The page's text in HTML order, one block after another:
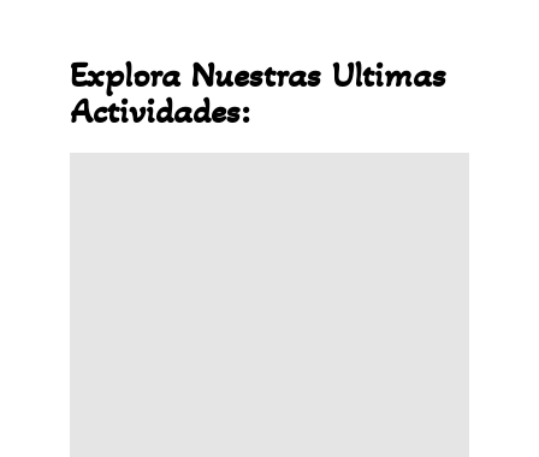
Explora Nuestras Ultimas
Actividades: